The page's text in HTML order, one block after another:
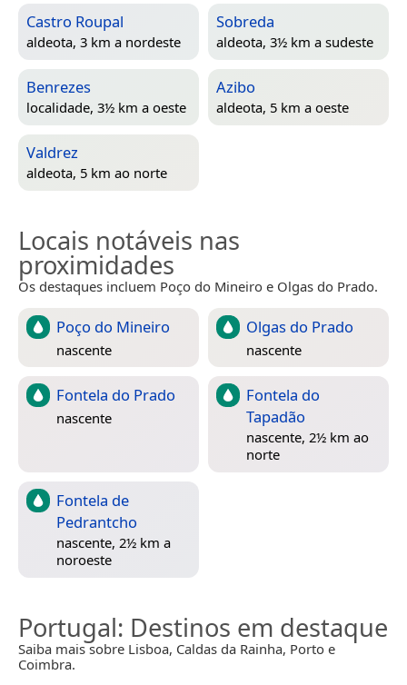
Castro Roupal
aldeota, 3 km a nordeste
Sobreda
aldeota, 3½ km a sudeste
Benrezes
localidade, 3½ km a oeste
Azibo
aldeota, 5 km a oeste
Valdrez
aldeota, 5 km ao norte
Locais notáveis nas
proximidades
Os destaques incluem Poço do Mineiro e Olgas do Prado.
Poço do Mineiro
nascente
Olgas do Prado
nascente
Fontela do Prado
nascente
Fontela do
Tapadão
nascente, 2½ km ao
norte
Fontela de
Pedrantcho
nascente, 2½ km a
noroeste
Portugal: Destinos em destaque
Saiba mais sobre Lisboa, Caldas da Rainha, Porto e
Coimbra.